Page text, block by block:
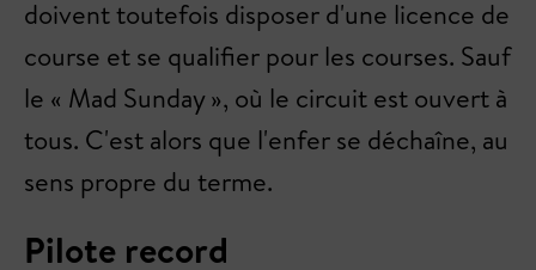
doivent toutefois disposer d'une licence de
course et se qualifier pour les courses. Sauf
le « Mad Sunday », où le circuit est ouvert à
tous. C'est alors que l'enfer se déchaîne, au
sens propre du terme.
Pilote record